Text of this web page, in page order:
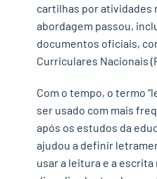
cartilhas por atividades
abordagem passou,
documentos oficiais,
Curriculares Nacionais
Com o tempo, o termo
ser usado com mais
após os estudos da
ajudou a definir
usar a leitura e a